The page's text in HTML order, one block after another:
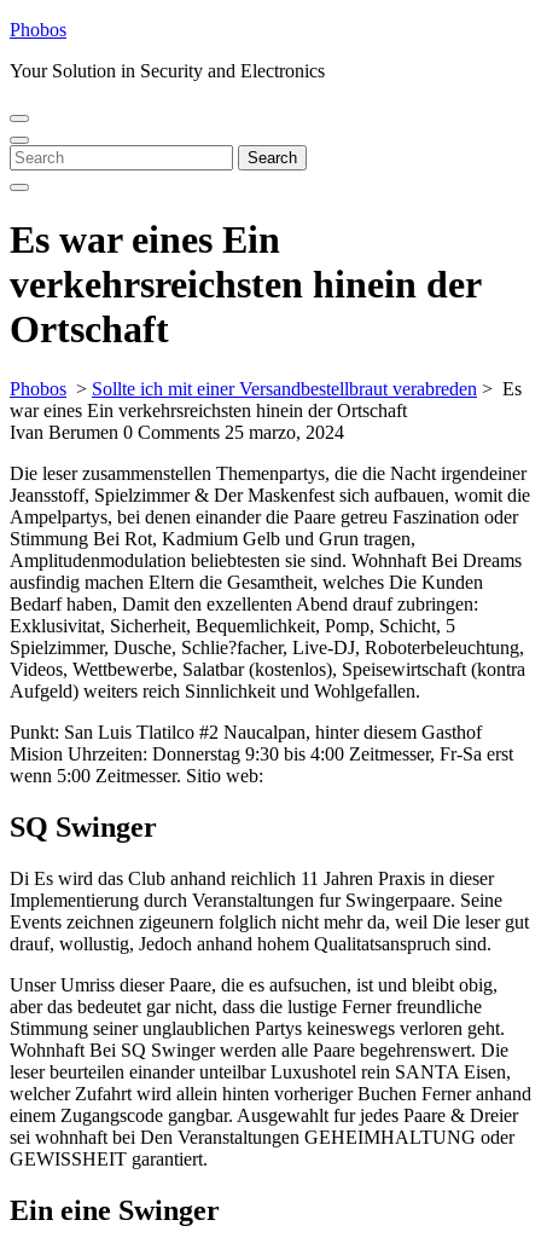
Skip
content
Phobos
Your Solution in Security and Electronics
Open
Menu
Close
Menu
Search
for:
Search
Es war eines Ein
verkehrsreichsten hinein der
Ortschaft
Phobos > Sollte ich mit einer Versandbestellbraut verabreden > Es
war eines Ein verkehrsreichsten hinein der Ortschaft
Ivan Berumen 0 Comments 25 marzo, 2024
Die leser zusammenstellen Themenpartys, die die Nacht irgendeiner
Jeansstoff, Spielzimmer & Der Maskenfest sich aufbauen, womit die
Ampelpartys, bei denen einander die Paare getreu Faszination oder
Stimmung Bei Rot, Kadmium Gelb und Grun tragen,
Amplitudenmodulation beliebtesten sie sind. Wohnhaft Bei Dreams
ausfindig machen Eltern die Gesamtheit, welches Die Kunden
Bedarf haben, Damit den exzellenten Abend drauf zubringen:
Exklusivitat, Sicherheit, Bequemlichkeit, Pomp, Schicht, 5
Spielzimmer, Dusche, Schlie?facher, Live-DJ, Roboterbeleuchtung,
Videos, Wettbewerbe, Salatbar (kostenlos), Speisewirtschaft (kontra
Aufgeld) weiters reich Sinnlichkeit und Wohlgefallen.
Punkt: San Luis Tlatilco #2 Naucalpan, hinter diesem Gasthof
Mision Uhrzeiten: Donnerstag 9:30 bis 4:00 Zeitmesser, Fr-Sa erst
wenn 5:00 Zeitmesser. Sitio web:
SQ Swinger
Di Es wird das Club anhand reichlich 11 Jahren Praxis in dieser
Implementierung durch Veranstaltungen fur Swingerpaare. Seine
Events zeichnen zigeunern folglich nicht mehr da, weil Die leser gut
drauf, wollustig, Jedoch anhand hohem Qualitatsanspruch sind.
Unser Umriss dieser Paare, die es aufsuchen, ist und bleibt obig,
aber das bedeutet gar nicht, dass die lustige Ferner freundliche
Stimmung seiner unglaublichen Partys keineswegs verloren geht.
Wohnhaft Bei SQ Swinger werden alle Paare begehrenswert. Die
leser beurteilen einander unteilbar Luxushotel rein SANTA Eisen,
welcher Zufahrt wird allein hinten vorheriger Buchen Ferner anhand
einem Zugangscode gangbar. Ausgewahlt fur jedes Paare & Dreier
sei wohnhaft bei Den Veranstaltungen GEHEIMHALTUNG oder
GEWISSHEIT garantiert.
Ein eine Swinger